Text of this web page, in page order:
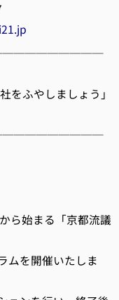
ふやしましょう」
ら始まる「京都流議
ムを開催いたしま